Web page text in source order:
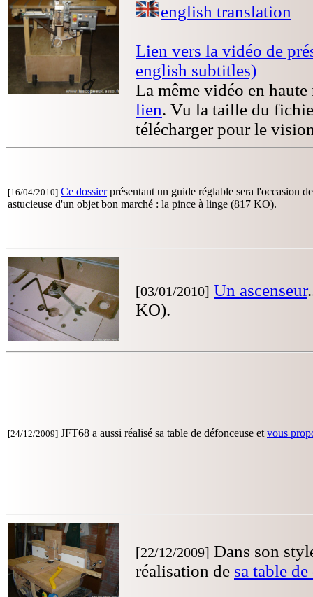
english translation
Lien vers la vidéo de
english subtitles)
La même vidéo en
lien. Vu la taille du
télécharger pour le
[16/04/2010] Ce dossierprésentant un guide réglable sera l'occasion
astucieuse d'un objet bon marché : la pince à linge (817 KO).
[03/01/2010] Un ascenseur
KO).
[24/12/2009] JFT68 a aussi réalisé sa table de défonceuse et vous
[22/12/2009] Dans son
réalisation de sa table